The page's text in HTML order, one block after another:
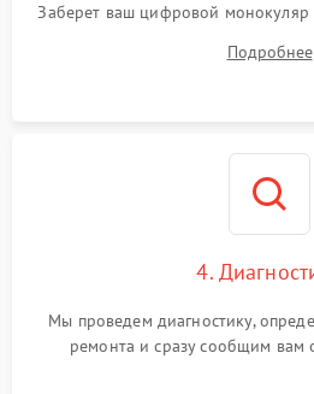
Заберет ваш цифровой монокуляр
Подробнее
4.
Мы проведем диагностику,
ремонта и сразу сообщим вам